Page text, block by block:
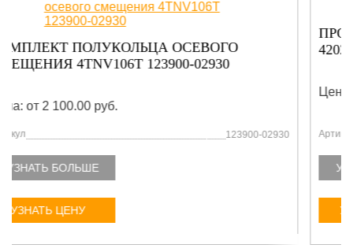
42020
Артикул 129900-42020
УЗНАТЬ БОЛЬШЕ
УЗНАТЬ ЦЕНУ